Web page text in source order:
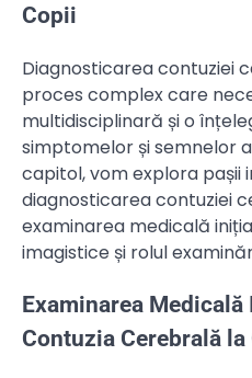
Copii
Diagnosticarea contuziei
proces complex care
multidisciplinară și o
simptomelor și semnelor
capitol, vom explora pașii
diagnosticarea contuziei
examinarea medicală
imagistice și rolul
Examinarea
Contuzia Cerebrală la